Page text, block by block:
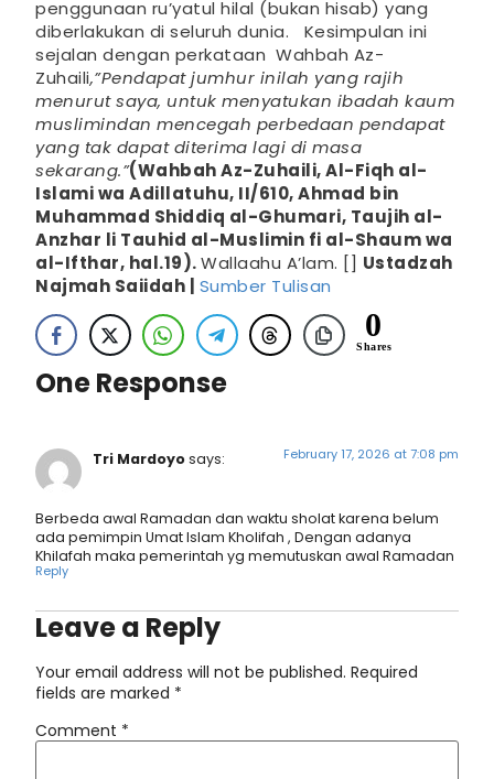
penggunaan ru’yatul hilal (bukan hisab) yang
diberlakukan di seluruh dunia. Kesimpulan ini
sejalan dengan perkataan Wahbah Az-
Zuhaili,”Pendapat jumhur inilah yang rajih
menurut saya, untuk menyatukan ibadah kaum
muslimindan mencegah perbedaan pendapat
yang tak dapat diterima lagi di masa
sekarang.”(Wahbah Az-Zuhaili, Al-Fiqh al-
Islami wa Adillatuhu, II/610, Ahmad bin
Muhammad Shiddiq al-Ghumari, Taujih al-
Anzhar li Tauhid al-Muslimin fi al-Shaum wa
al-Ifthar, hal.19).Wallaahu A’lam. [] Ustadzah
Najmah Saiidah | Sumber Tulisan
0
Shares
One Response
Tri Mardoyosays: February 17, 2026 at 7:08 pm
Berbeda awal Ramadan dan waktu sholat karena belum
ada pemimpin Umat Islam Kholifah , Dengan adanya
Khilafah maka pemerintah yg memutuskan awal Ramadan
Reply
Leave a Reply
Your email address will not be published. Required
fields are marked *
Comment *